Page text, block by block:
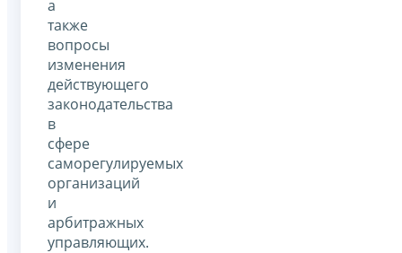
а
также
вопросы
изменения
действующего
законодательства
в
сфере
саморегулируемых
организаций
и
арбитражных
управляющих.